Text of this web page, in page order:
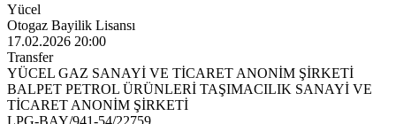
Yücel
Otogaz Bayilik Lisansı
17.02.2026 20:00
Transfer
YÜCEL GAZ SANAYİ VE TİCARET ANONİM ŞİRKETİ
BALPET PETROL ÜRÜNLERİ TAŞIMACILIK SANAYİ VE
TİCARET ANONİM ŞİRKETİ
LPG-BAY/941-54/22759